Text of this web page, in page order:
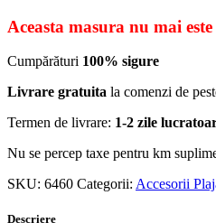
Aceasta masura nu mai
Cumpărături 100% sigure
Livrare gratuita la comenzi de
Termen de livrare: 1-2 zile
Nu se percep taxe pentru km
SKU: 6460 Categorii: Accesorii
Descriere